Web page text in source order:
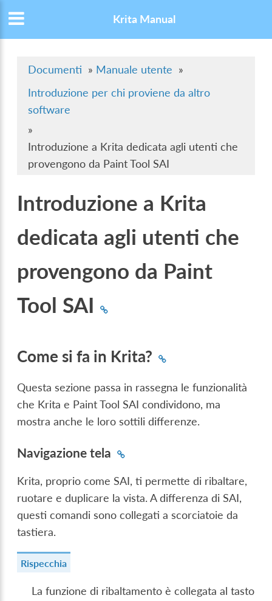
Krita Manual
Documenti » Manuale utente »
Introduzione per chi proviene da altro
software
»
Introduzione a Krita dedicata agli utenti che
provengono da Paint Tool SAI
Introduzione a Krita
dedicata agli utenti che
provengono da Paint
Tool SAI
Come si fa in Krita?
Questa sezione passa in rassegna le funzionalità
che Krita e Paint Tool SAI condividono, ma
mostra anche le loro sottili differenze.
Navigazione tela
Krita, proprio come SAI, ti permette di ribaltare,
ruotare e duplicare la vista. A differenza di SAI,
questi comandi sono collegati a scorciatoie da
tastiera.
Rispecchia
La funzione di ribaltamento è collegata al tasto